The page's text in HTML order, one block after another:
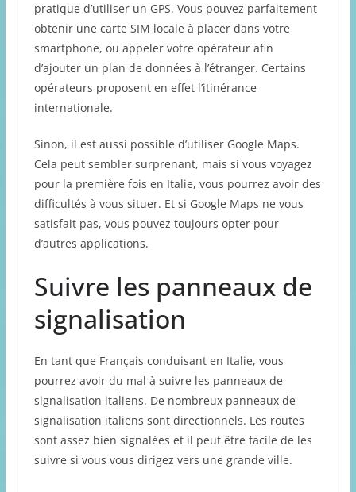
pratique d’utiliser un GPS. Vous pouvez parfaitement
obtenir une carte SIM locale à placer dans votre
smartphone, ou appeler votre opérateur afin
d’ajouter un plan de données à l’étranger. Certains
opérateurs proposent en effet l’itinérance
internationale.
Sinon, il est aussi possible d’utiliser Google Maps.
Cela peut sembler surprenant, mais si vous voyagez
pour la première fois en Italie, vous pourrez avoir des
difficultés à vous situer. Et si Google Maps ne vous
satisfait pas, vous pouvez toujours opter pour
d’autres applications.
Suivre les panneaux de
signalisation
En tant que Français conduisant en Italie, vous
pourrez avoir du mal à suivre les panneaux de
signalisation italiens. De nombreux panneaux de
signalisation italiens sont directionnels. Les routes
sont assez bien signalées et il peut être facile de les
suivre si vous vous dirigez vers une grande ville.